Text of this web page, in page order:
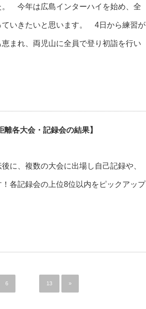
。 今年は広島インターハイを始め、全
ていきたいと思います。 4日から練習が
まれ、両児山に全員で登り初詣を行い
各大会・記録会の結果】
に、複数の大会に出場し自己記録や、
各記録会の上位8位以内をピックアップ
6 13 »